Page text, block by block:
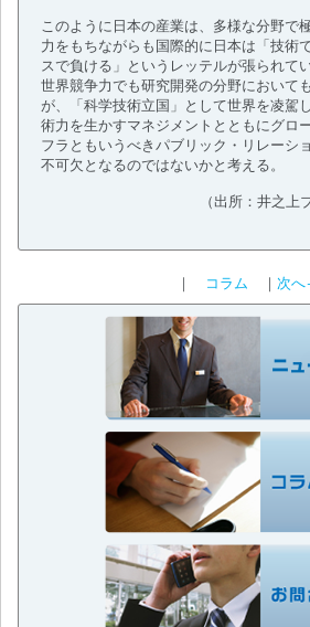
このように日本の産業は、多様な分野で
力をもちながらも国際的に日本は「技術
スで負ける」というレッテルが張られて
世界競争力でも研究開発の分野において
が、「科学技術立国」として世界を凌駕
術力を生かすマネジメントとともにグロ
フラともいうべきパブリック・リレーシ
不可欠となるのではないかと考える。
（出所：井之上
｜ コラム ｜ 次